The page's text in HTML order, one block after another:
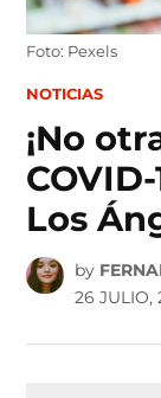
Foto: Pexels
POSTED
NOTICIAS
¡No
Los
by
26 JULIO,